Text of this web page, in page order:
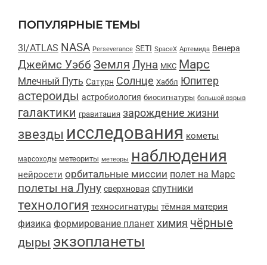
ПОПУЛЯРНЫЕ ТЕМЫ
3I/ATLAS NASA Perseverance SETI SpaceX Артемида Венера
Джеймс Уэбб Земля Луна МКС Марс
Млечный Путь Сатурн Солнце Хаббл Юпитер
астероиды астробиология биосигнатуры большой взрыв
галактики гравитация зарождение жизни
звезды исследования кометы
марсоходы метеориты метеоры наблюдения
нейросети орбитальные миссии полет на Марс
полеты на Луну сверхновая спутники
технология техносигнатуры тёмная материя
физика формирование планет химия чёрные
дыры экзопланеты